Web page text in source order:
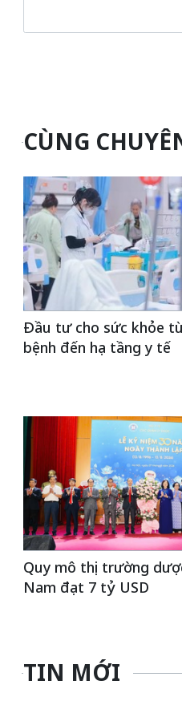
CÙNG
Đầu tư cho sức khỏe
bệnh đến hạ tầng y tế
Quy mô thị trường
Nam đạt 7 tỷ USD
TIN MỚI